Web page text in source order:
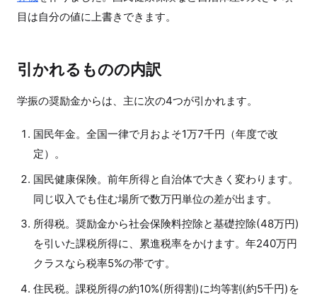
目は自分の値に上書きできます。
引かれるものの内訳
学振の奨励金からは、主に次の4つが引かれます。
国民年金。全国一律で月およそ1万7千円（年度で改
定）。
国民健康保険。前年所得と自治体で大きく変わります。
同じ収入でも住む場所で数万円単位の差が出ます。
所得税。奨励金から社会保険料控除と基礎控除(48万円)
を引いた課税所得に、累進税率をかけます。年240万円
クラスなら税率5%の帯です。
住民税。課税所得の約10%(所得割)に均等割(約5千円)を